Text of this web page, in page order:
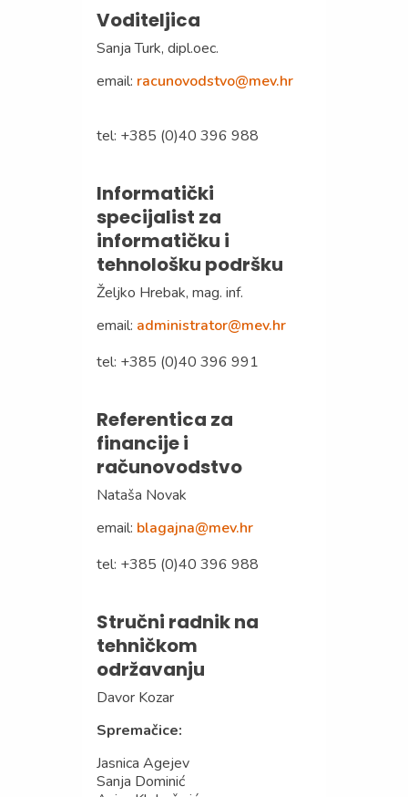
Voditeljica
Sanja Turk, dipl.oec.
email: racunovodstvo@mev.hr
tel: +385 (0)40 396 988
Informatički
specijalist za
informatičku i
tehnološku podršku
Željko Hrebak, mag. inf.
email: administrator@mev.hr
tel: +385 (0)40 396 991
Referentica za
financije i
računovodstvo
Nataša Novak
email: blagajna@mev.hr
tel: +385 (0)40 396 988
Stručni radnik na
tehničkom
održavanju
Davor Kozar
Spremačice:
Jasnica Agejev
Sanja Dominić